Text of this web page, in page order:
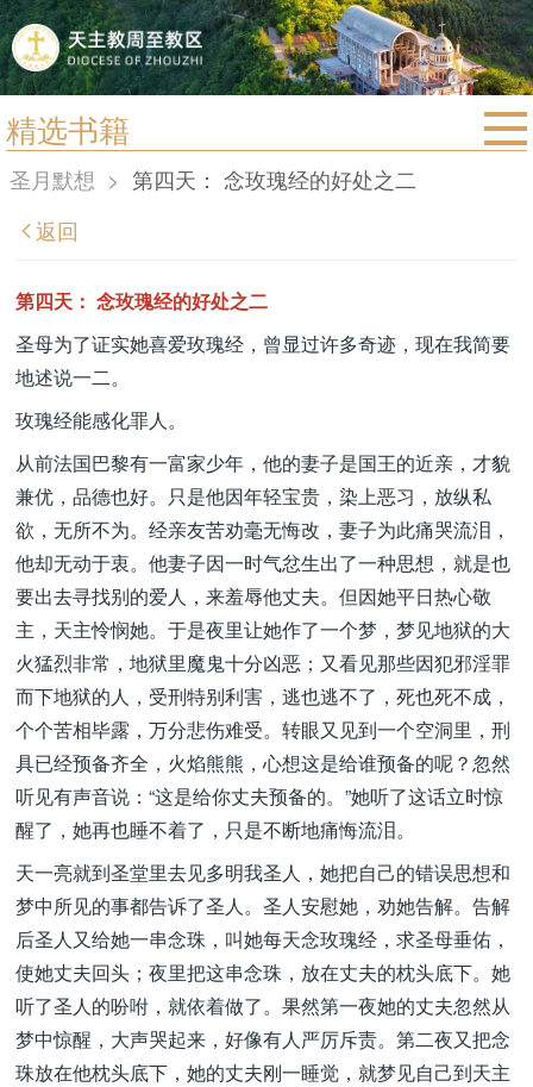
精选书籍
首页
宗教法规
教区简介
信仰文萃
教会圣月
圣月默想 > 第四天： 念玫瑰经的好处之二
返回
第四天： 念玫瑰经的好处之二
圣母为了证实她喜爱玫瑰经，曾显过许多奇迹，现在我简要
地述说一二。
玫瑰经能感化罪人。
从前法国巴黎有一富家少年，他的妻子是国王的近亲，才貌
兼优，品德也好。只是他因年轻宝贵，染上恶习，放纵私
欲，无所不为。经亲友苦劝毫无悔改，妻子为此痛哭流泪，
他却无动于衷。他妻子因一时气忿生出了一种思想，就是也
要出去寻找别的爱人，来羞辱他丈夫。但因她平日热心敬
主，天主怜悯她。于是夜里让她作了一个梦，梦见地狱的大
火猛烈非常，地狱里魔鬼十分凶恶；又看见那些因犯邪淫罪
而下地狱的人，受刑特别利害，逃也逃不了，死也死不成，
个个苦相毕露，万分悲伤难受。转眼又见到一个空洞里，刑
具已经预备齐全，火焰熊熊，心想这是给谁预备的呢？忽然
听见有声音说：“这是给你丈夫预备的。”她听了这话立时惊
醒了，她再也睡不着了，只是不断地痛悔流泪。
天一亮就到圣堂里去见多明我圣人，她把自己的错误思想和
梦中所见的事都告诉了圣人。圣人安慰她，劝她告解。告解
后圣人又给她一串念珠，叫她每天念玫瑰经，求圣母垂佑，
使她丈夫回头；夜里把这串念珠，放在丈夫的枕头底下。她
听了圣人的吩咐，就依着做了。果然第一夜她的丈夫忽然从
梦中惊醒，大声哭起来，好像有人严厉斥责。第二夜又把念
珠放在他枕头底下，她的丈夫刚一睡觉，就梦见自己到天主